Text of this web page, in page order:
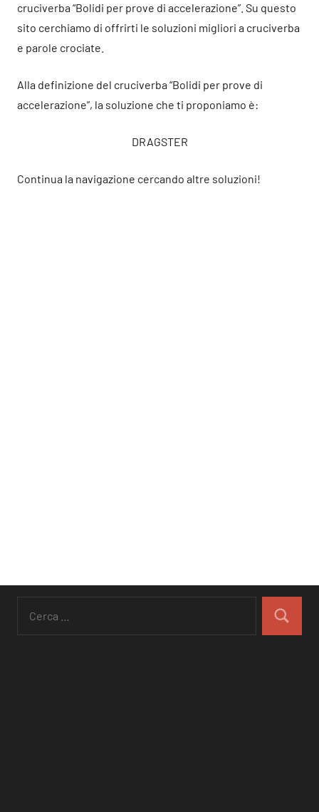
cruciverba “Bolidi per prove di accelerazione”. Su questo
sito cerchiamo di offrirti le soluzioni migliori a cruciverba
e parole crociate.
Alla definizione del cruciverba “Bolidi per prove di
accelerazione”, la soluzione che ti proponiamo è:
DRAGSTER
Continua la navigazione cercando altre soluzioni!